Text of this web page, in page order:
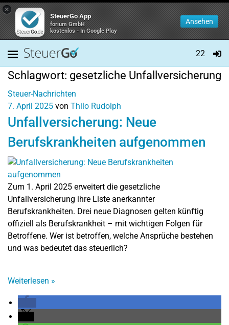
×
SteuerGo App
forium GmbH
kostenlos - In Google Play
Ansehen
22
Schlagwort: gesetzliche Unfallversicherung
Steuer-Nachrichten
7. April 2025 von Thilo Rudolph
Unfallversicherung: Neue
Berufskrankheiten aufgenommen
Zum 1. April 2025 erweitert die gesetzliche
Unfallversicherung ihre Liste anerkannter
Berufskrankheiten. Drei neue Diagnosen gelten künftig
offiziell als Berufskrankheit – mit wichtigen Folgen für
Betroffene. Wer ist betroffen, welche Ansprüche bestehen
und was bedeutet das steuerlich?
Weiterlesen »